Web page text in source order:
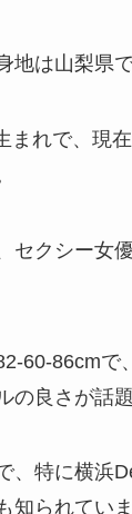
地は山梨県で
まれで、現
セクシー女
60-86cmで
の良さが話
、特に横浜
知られていま